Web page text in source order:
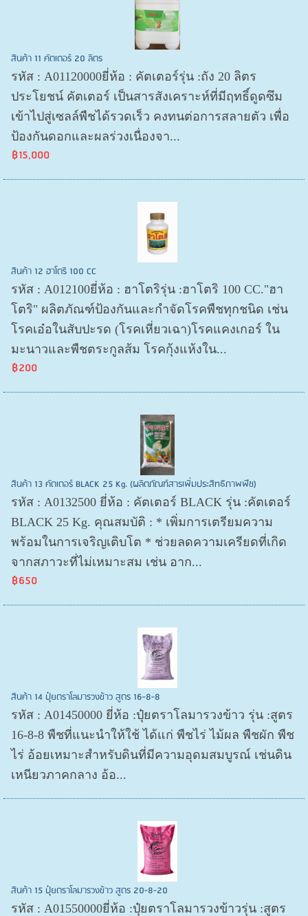
สินค้า 11 คัตเตอร์ 20 ลิตร
รหัส : A01120000ยี่ห้อ : คัตเตอร์รุ่น :ถัง 20 ลิตร
ประโยชน์ คัตเตอร์ เป็นสารสังเคราะห์ที่มีฤทธิ์ดูดซึม
เข้าไปสู่เซลล์พืชได้รวดเร็ว คงทนต่อการสลายตัว เพื่อ
ป้องกันดอกและผลร่วงเนื่องจา...
฿15,000
สินค้า 12 ฮาโตริ 100 CC
รหัส : A012100ยี่ห้อ : ฮาโตริรุ่น :ฮาโตริ 100 CC."ฮา
โตริ" ผลิตภัณฑ์ป้องกันและกำจัดโรคพืชทุกชนิด เช่น
โรคเอ๋อในสับปะรด (โรคเหี่ยวเฉา)โรคแคงเกอร์ ใน
มะนาวและพืชตระกูลส้ม โรคกุ้งแห้งใน...
฿200
สินค้า 13 คัตเตอร์ BLACK 25 Kg. (ผลิตภัณฑ์สารเพิ่มประสิทธิภาพพืช)
รหัส : A0132500 ยี่ห้อ : คัตเตอร์ BLACK รุ่น :คัตเตอร์
BLACK 25 Kg. คุณสมบัติ : * เพิ่มการเตรียมความ
พร้อมในการเจริญเติบโต * ช่วยลดความเครียดที่เกิด
จากสภาวะที่ไม่เหมาะสม เช่น อาก...
฿650
สินค้า 14 ปุ๋ยตราโลมารวงข้าว สูตร 16-8-8
รหัส : A01450000 ยี่ห้อ :ปุ๋ยตราโลมารวงข้าว รุ่น :สูตร
16-8-8 พืชที่แนะนำให้ใช้ ได้แก่ พืชไร่ ไม้ผล พืชผัก พืช
ไร่ อ้อยเหมาะสำหรับดินที่มีความอุดมสมบูรณ์ เช่นดิน
เหนียวภาคกลาง อ้อ...
สินค้า 15 ปุ๋ยตราโลมารวงข้าว สูตร 20-8-20
รหัส : A01550000ยี่ห้อ :ปุ๋ยตราโลมารวงข้าวรุ่น :สูตร